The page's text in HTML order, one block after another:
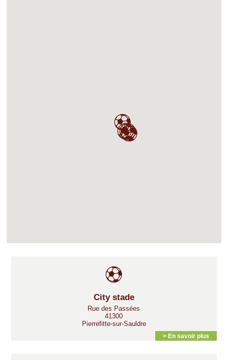
City stade
Rue des Passées
41300
Pierrefitte-sur-Sauldre
> En savoir plus